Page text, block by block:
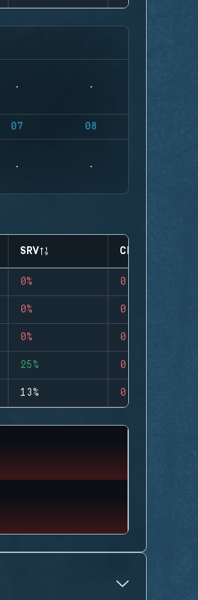
07 08
SRV CLUTCHES
0% 0
0% 0
0% 0
25% 0
13% 0